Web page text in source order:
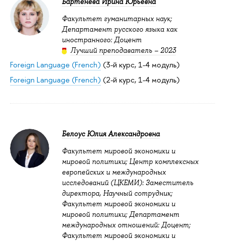
Факультет гуманитарных наук;
Департамент русского языка как
иностранного: Доцент
Лучший преподаватель – 2023
Foreign Language (French) (3-й курс, 1-4 модуль)
Foreign Language (French) (2-й курс, 1-4 модуль)
Белоус Юлия Александровна
Факультет мировой экономики и
мировой политики; Центр комплексных
европейских и международных
исследований (ЦКЕМИ): Заместитель
директора, Научный сотрудник;
Факультет мировой экономики и
мировой политики; Департамент
международных отношений: Доцент;
Факультет мировой экономики и